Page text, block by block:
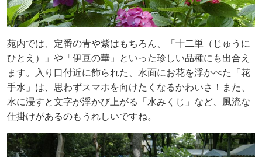
苑内では、定番の青や紫はもちろん、「十二単（じゅうに
ひとえ）」や「伊豆の華」といった珍しい品種にも出合え
ます。入り口付近に飾られた、水面にお花を浮かべた「花
手水」は、思わずスマホを向けたくなるかわいさ！また、
水に浸すと文字が浮かび上がる「水みくじ」など、風流な
仕掛けがあるのもうれしいですね。